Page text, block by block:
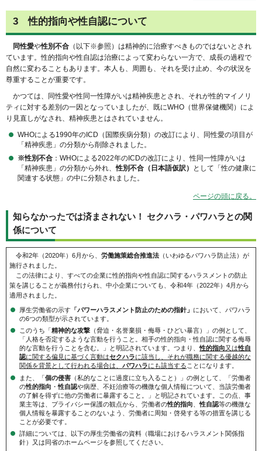
3 性的指向や性自認について
同性愛や性別不合 （以下※参照）は精神的に治療すべきものではないとされ
ています。性的指向や性自認は治療によって変わらない一方で、成長の過程で
自然に変わることもあります。本人も、周囲も、それを受け止め、今の状況を
尊重することが重要です。
かつては、同性愛や性同一性障がいは精神疾患とされ、それが性的マイノリ
ティに対する差別の一因となっていましたが、既にWHO（世界保健機関）によ
り見直しがなされ、精神疾患とはされていません。
WHOによる1990年のICD（国際疾病分類）の改訂により、同性愛の項目が
「精神疾患」の分類から削除されました。
※性別不合：WHOによる2022年のICDの改訂により、性同一性障がいは
「精神疾患」の分類から外れ、性別不合（日本語仮訳）
として「性の健康に
関連する状態」の中に分類されました。
ページの頭に戻る。
知らなかったでは済まされない！ セクハラ・パワハラとの関
係について
令和2年（2020年）6月から、 労働施策総合推進法 （いわゆるパワハラ防止法）が
施行されました。
この法律により、すべての企業に性的指向や性自認に関するハラスメントの防止
策を講じることが義務付けられ、中小企業についても、令和4年（2022年）4月から
適用されました。
厚生労働省の示す 「パワーハラスメント防止のための指針」 において、パワハラ
の6つの類型が示されています。
このうち「精神的な攻撃 （脅迫・名誉棄損・侮辱・ひどい暴言）」の例として、
「人格を否定するような言動を行うこと。相手の性的指向・性自認に関する侮辱
的な言動を行うことを含む。」と明記されています。つまり、性的指向又は性自
認に関する偏見に基づく言動はセクハラに該当し、それが職務に関する優越的な
関係を背景として行われる場合は、パワハラにも該当することになります。
また、「個の侵害 （私的なことに過度に立ち入ること）」の例として、「労働者
の性的指向 ・性自認や病歴、不妊治療等の機微な個人情報について、当該労働者
の了解を得ずに他の労働者に暴露すること。」と明記されています。この点、事
業主等は、プライバシー保護の観点から、労働者の性的指向 、性自認等の機微な
個人情報を暴露することのないよう、労働者に周知・啓発する等の措置を講じる
ことが必要です。
詳細については、以下の厚生労働省の資料（職場におけるハラスメント関係指
針）又は同省のホームページを参照してください。